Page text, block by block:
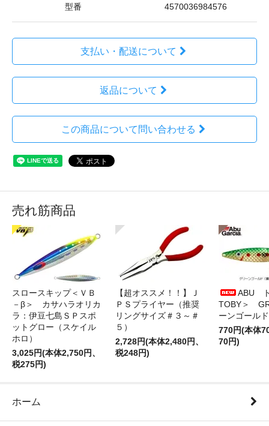
型番 4570036984576
支払い・配送について
返品について
この商品について問い合わせる
売れ筋商品
スロースキップ＜ＶＢ
－β＞ カサハラオリカ
ラ：伊豆七島ＳＰスポ
ットグロー（スケイル
ホロ）
3,025円(本体2,750円、
税275円)
【超オススメ！！】Ｊ
ＰＳプライヤー（推奨
リングサイズ＃３～＃
５）
2,728円(本体2,480円、
税248円)
ABU
TOBY＞
ーンゴールド
770円(本体
70円)
ホーム